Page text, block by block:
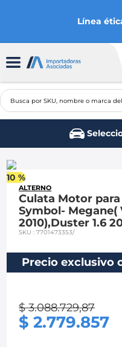
Línea
Busca por SKU, nombre
10 %
ALTERNO
Culata Motor
Symbol- Megane(
2010),Duster 1.6
SKU:7701473353/
Precio exclusivo
$ 3.088.729,87
$ 2.779.857
2
3.
spark gt
ford fiesta
optra
7.
sail
chevrolet spark gt